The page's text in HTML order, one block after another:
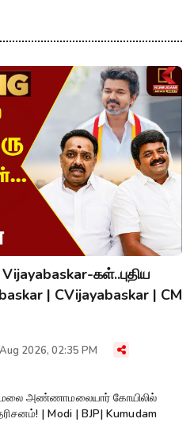
கள்..புதிய
| CVijayabaskar | CM
2026, 02:35 PM
அண்ணாமலையார் கோயிலில்
| Modi | BJP| Kumudam